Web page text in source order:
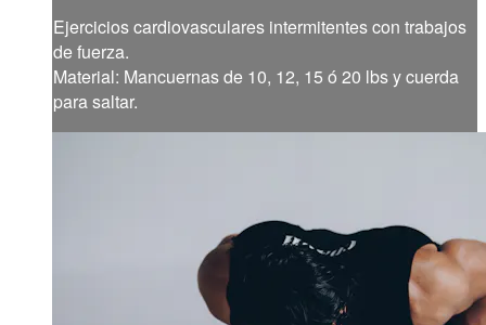
Ejercicios cardiovasculares intermitentes con trabajos
de fuerza.
Material: Mancuernas de 10, 12, 15 ó 20 lbs y cuerda
para saltar.